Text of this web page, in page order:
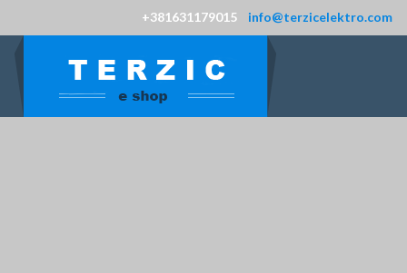
+381631179015 info@terzicelektro.com